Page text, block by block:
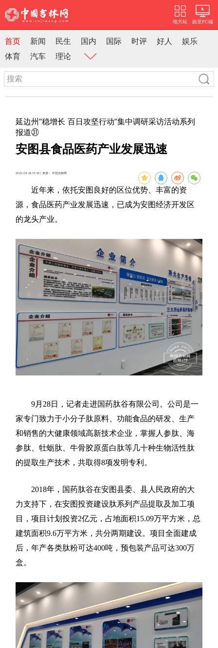
地方站 跳至PC端
首页 新闻 民生 国内 国际 时评 好人
娱乐
体育
汽车 理论
延边州“稳增长 百日攻坚行动”集中调研采访活动系列
报道㉛
安图县食品医药产业发展迅速
2022-09-28 10:55 | 来源： 中国吉林网
近年来，依托安图良好的区位优势、丰富的资
源，食品医药产业发展迅速，已成为安图经济开发区
的龙头产业。
9月28日，记者走进国药肽谷有限公司。公司是一
家专门致力于小分子肽原料、功能食品的研发、生产
和销售的大健康领域高新技术企业，掌握人参肽、海
参肽、牡蛎肽、牛骨胶原蛋白肽等几十种生物活性肽
的提取生产技术，共取得8项发明专利。
2018年，国药肽谷在安图县委、县人民政府的大
力支持下，在安图投资建设肽系列产品提取及加工项
目，项目计划投资2亿元，占地面积15.09万平方米，总
建筑面积9.6万平方米，共分两期建设。项目全面建成
后，年产各类肽粉可达400吨，预包装产品可达300万
盒。